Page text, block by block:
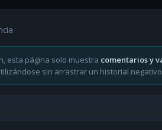
esta página solo muestra comentarios y
sin arrastrar un historial